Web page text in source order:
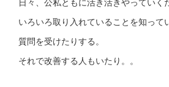
いろいろ取り入れていることを知って
質問を受けたりする。
それで改善する人もいたり。。